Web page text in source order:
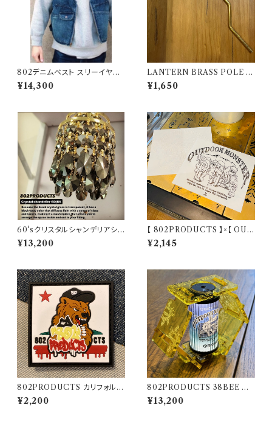
802デニムベスト スリーイヤー
ズウォッシュタイプ
¥14,300
LANTERN BRASS POLE 【
802PRODUCTS 】ランタンポ
ール
¥1,650
60'sクリスタルシャンデリアシェ
ード ブラックゴールド【 802PR
ODUCTS 】ゴールゼロ ミヤビ
¥13,200
【 802PRODUCTS 】×【 OUT
DOORMONSTER 】802KO
BO’S カッティングステッカー ア
¥2,145
802PRODUCTS カリフォルニ
アベア ラバーワッペン
¥2,200
802PRODUCTS 38BEE イ
エロー アクリルシェード yello
w 38灯 MIYABI
¥13,200